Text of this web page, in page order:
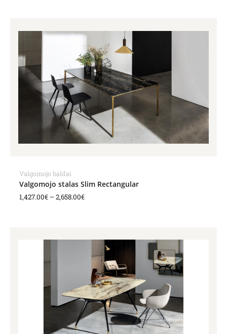
Valgomojo baldai
Valgomojo stalas Slim Rectangular
1,427.00€ –2,658.00€
range:
1,427.00€
through
2,658.00€
range:
2,846.00€
through
3,672.00€